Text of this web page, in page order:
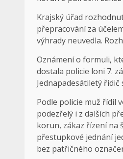
Krajský úřad
přepracování za
výhrady neuvedla.
Oznámení o formuli,
dostala policie loni 7.
Jednapadesátiletý
Podle policie muž řídil
podezřelý i z dalších
korun, zákaz řízení na
přestupkové jednání
bez patřičného